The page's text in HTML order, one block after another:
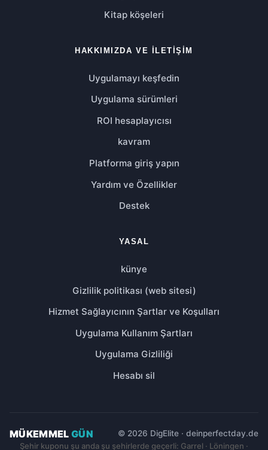
Kitap köşeleri
HAKKIMIZDA VE İLETIŞIM
Uygulamayı keşfedin
Uygulama sürümleri
ROI hesaplayıcısı
kavram
Platforma giriş yapın
Yardım ve Özellikler
Destek
YASAL
künye
Gizlilik politikası (web sitesi)
Hizmet Sağlayıcının Şartlar ve Koşulları
Uygulama Kullanım Şartları
Uygulama Gizliliği
Hesabı sil
MÜKEMMEL GÜN
© 2026 DigElite · deinperfectday.de
Şehir kuponu şu anda şu şehirlerde geçerli: Garrel · Löningen ·